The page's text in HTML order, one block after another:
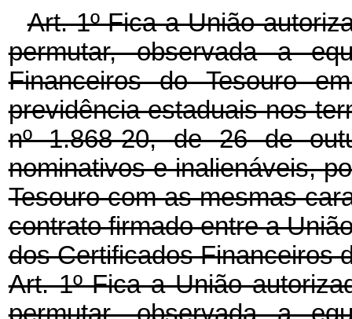
Art. 1º Fica a União
permutar, observada a
Financeiros do Tesouro
previdência estaduais nos
nº 1.868-20, de 26 de
nominativos e inalienáveis,
Tesouro com as mesmas
contrato firmado entre a
dos Certificados Financeiros
Art. 1º Fica a União